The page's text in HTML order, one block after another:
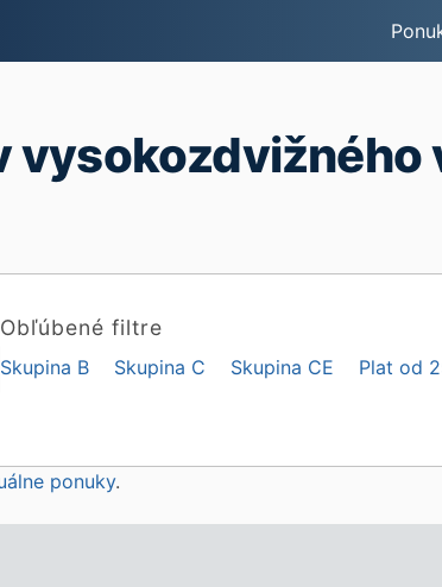
vysokozdvižného
Obľúbené filtre
Skupina B Skupina C Skupina CE Plat od
ponuky.